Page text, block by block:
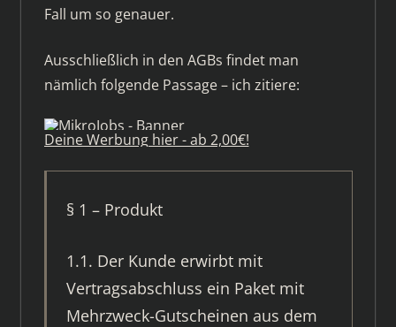
Fall um so genauer.
Ausschließlich in den AGBs findet man
nämlich folgende Passage – ich zitiere:
Deine Werbung hier - ab 2,00€!
§ 1 – Produkt
1.1. Der Kunde erwirbt mit
Vertragsabschluss ein Paket mit
Mehrzweck-Gutscheinen aus dem